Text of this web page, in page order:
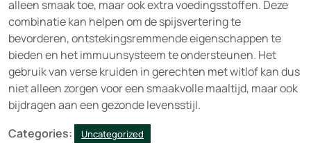
alleen smaak toe, maar ook extra voedingsstoffen. Deze
combinatie kan helpen om de spijsvertering te
bevorderen, ontstekingsremmende eigenschappen te
bieden en het immuunsysteem te ondersteunen. Het
gebruik van verse kruiden in gerechten met witlof kan dus
niet alleen zorgen voor een smaakvolle maaltijd, maar ook
bijdragen aan een gezonde levensstijl.
Categories:
Uncategorized